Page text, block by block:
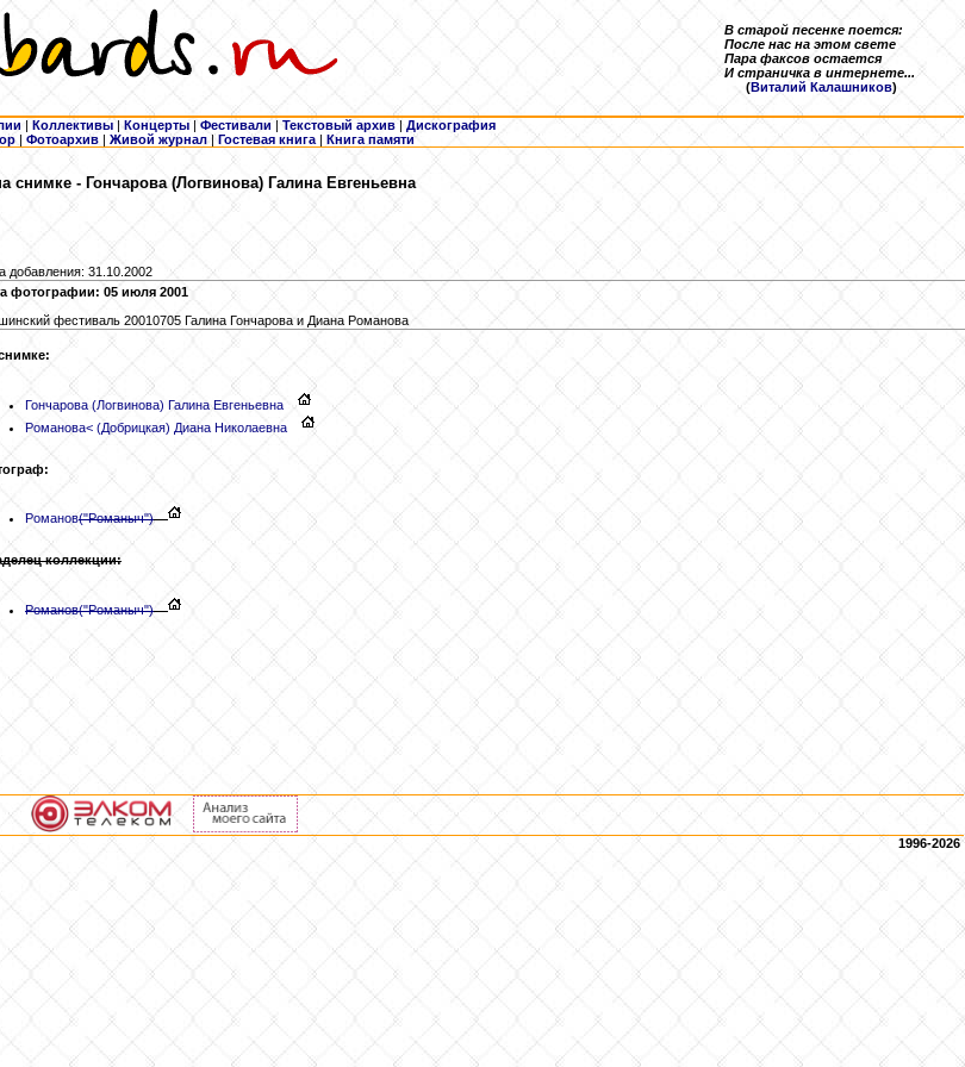
В старой песенке поется:
После нас на этом свете
Пара факсов остается
И страничка в интернете...
(Виталий Калашников)
| Коллективы | Концерты | Фестивали | Текстовый архив | Дискография
| Фотоархив | Живой журнал |Гостевая книга | Книга памяти
снимке - Гончарова(Логвинова) Галина Евгеньевна
добавления: 31.10.2002
фотографии: 05 июля 2001
фестиваль 20010705 Галина Гончарова и Диана Романова
Гончарова(Логвинова) Галина Евгеньевна
Романова< (Добрицкая) Диана Николаевна
Романов("Романыч")
коллекции:
Романов("Романыч")
1996-2026